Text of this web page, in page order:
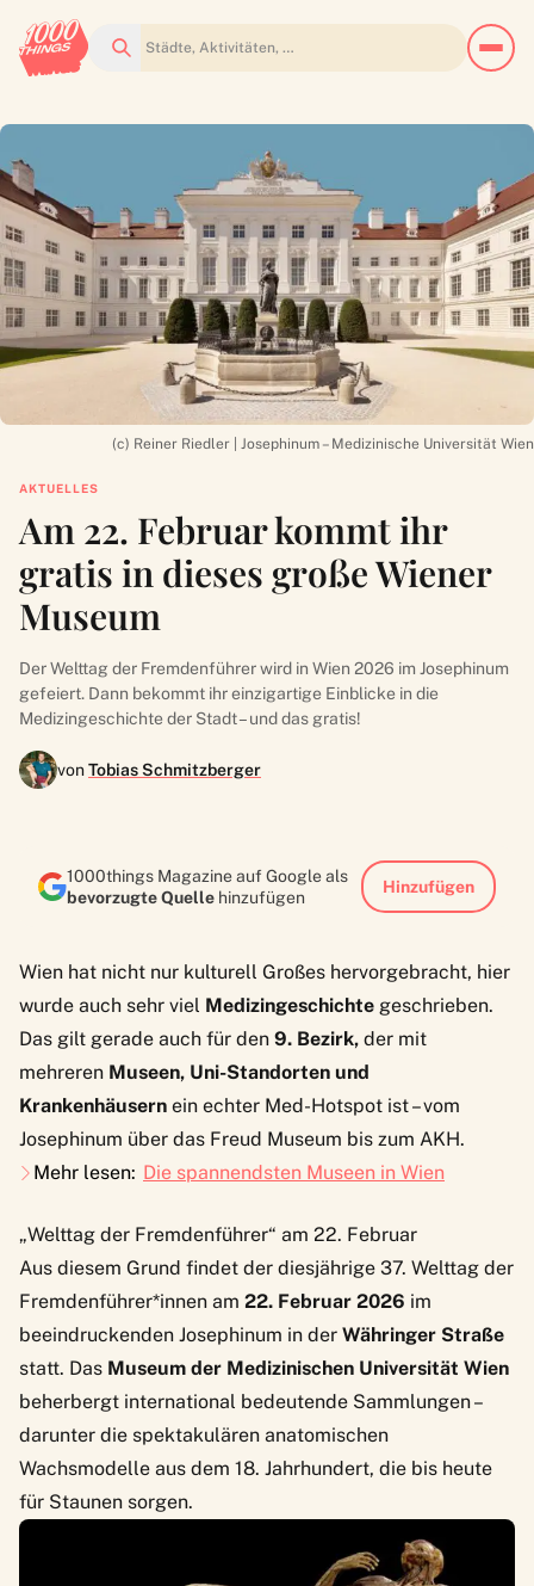
Suchen
(c) Reiner Riedler | Josephinum – Medizinische Universität Wien
AKTUELLES
Am 22. Februar kommt ihr
gratis in dieses große Wiener
Museum
Der Welttag der Fremdenführer wird in Wien 2026 im Josephinum
gefeiert. Dann bekommt ihr einzigartige Einblicke in die
Medizingeschichte der Stadt – und das gratis!
vonTobias Schmitzberger
1000things Magazine auf Google als
bevorzugte Quelle hinzufügen
Hinzufügen
Wien hat nicht nur kulturell Großes hervorgebracht, hier
wurde auch sehr viel Medizingeschichte geschrieben.
Das gilt gerade auch für den 9. Bezirk, der mit
mehreren Museen, Uni-Standorten und
Krankenhäusern ein echter Med-Hotspot ist – vom
Josephinum über das Freud Museum bis zum AKH.
Mehr lesen: Die spannendsten Museen in Wien
„Welttag der Fremdenführer“ am 22. Februar
Aus diesem Grund findet der diesjährige 37. Welttag der
Fremdenführer*innen am 22. Februar 2026 im
beeindruckenden Josephinum in der Währinger Straße
statt. Das Museum der Medizinischen Universität Wien
beherbergt international bedeutende Sammlungen –
darunter die spektakulären anatomischen
Wachsmodelle aus dem 18. Jahrhundert, die bis heute
für Staunen sorgen.